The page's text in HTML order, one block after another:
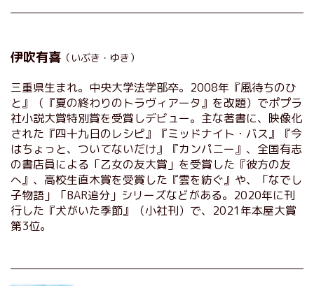
伊吹有喜 （いぶき・ゆき）
三重県生まれ。中央大学法学部卒。2008年『風待ちのひ
と』（『夏の終わりのトラヴィアータ』を改題）でポプラ
社小説大賞特別賞を受賞しデビュー。主な著書に、映像化
された『四十九日のレシピ』『ミッドナイト・バス』『今
はちょっと、ついてないだけ』『カンパニー』、全国有志
の書店員による「乙女の友大賞」を受賞した『彼方の友
へ』、高校生直木賞を受賞した『雲を紡ぐ』や、「なでし
子物語」「BAR追分」シリーズなどがある。2020年に刊
行した『犬がいた季節』（小社刊）で、2021年本屋大賞
第3位。